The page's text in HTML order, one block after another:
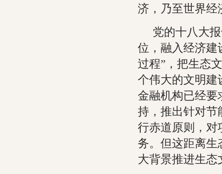
济，乃至世界经
党的十八大
位，融入经济建
过程”，把生态
个伟大的文明建
金融机构已经要
持，推出针对节
行赤道原则，对
务。但这距离生
大背景推进生态